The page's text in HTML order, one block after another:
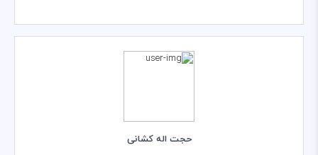
حجت اله کشانی